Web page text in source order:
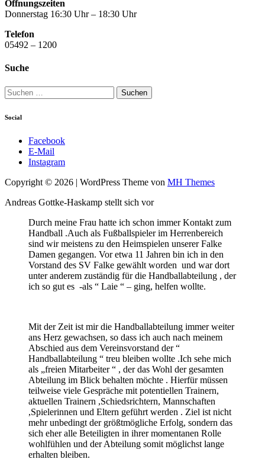
Öffnungszeiten
Donnerstag 16:30 Uhr – 18:30 Uhr
Telefon
05492 – 1200
Suche
Suchen
nach:
Social
Facebook
E-Mail
Instagram
Copyright © 2026 | WordPress Theme von MH Themes
Andreas Gottke-Haskamp stellt sich vor
Durch meine Frau hatte ich schon immer Kontakt zum
Handball .Auch als Fußballspieler im Herrenbereich
sind wir meistens zu den Heimspielen unserer Falke
Damen gegangen. Vor etwa 11 Jahren bin ich in den
Vorstand des SV Falke gewählt worden und war dort
unter anderem zuständig für die Handballabteilung , der
ich so gut es -als “ Laie “ – ging, helfen wollte.
Mit der Zeit ist mir die Handballabteilung immer weiter
ans Herz gewachsen, so dass ich auch nach meinem
Abschied aus dem Vereinsvorstand der “
Handballabteilung “ treu bleiben wollte .Ich sehe mich
als „freien Mitarbeiter “ , der das Wohl der gesamten
Abteilung im Blick behalten möchte . Hierfür müssen
teilweise viele Gespräche mit potentiellen Trainern,
aktuellen Trainern ,Schiedsrichtern, Mannschaften
,Spielerinnen und Eltern geführt werden . Ziel ist nicht
mehr unbedingt der größtmögliche Erfolg, sondern das
sich eher alle Beteiligten in ihrer momentanen Rolle
wohlfühlen und der Abteilung somit möglichst lange
erhalten bleiben.